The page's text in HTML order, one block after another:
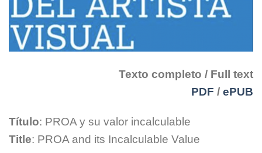
Texto completo / Full text
PDF / ePUB
Título: PROA y su valor incalculable
Title: PROA and its Incalculable Value